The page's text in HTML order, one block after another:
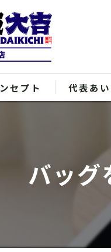
セプト 代表あ
バッグ